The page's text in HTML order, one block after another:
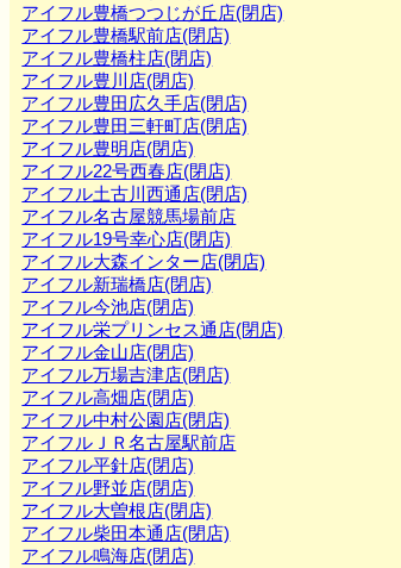
アイフル豊橋つつじが丘店(閉店)
アイフル豊橋駅前店(閉店)
アイフル豊橋柱店(閉店)
アイフル豊川店(閉店)
アイフル豊田広久手店(閉店)
アイフル豊田三軒町店(閉店)
アイフル豊明店(閉店)
アイフル22号西春店(閉店)
アイフル土古川西通店(閉店)
アイフル名古屋競馬場前店
アイフル19号幸心店(閉店)
アイフル大森インター店(閉店)
アイフル新瑞橋店(閉店)
アイフル今池店(閉店)
アイフル栄プリンセス通店(閉店)
アイフル金山店(閉店)
アイフル万場吉津店(閉店)
アイフル高畑店(閉店)
アイフル中村公園店(閉店)
アイフルＪＲ名古屋駅前店
アイフル平針店(閉店)
アイフル野並店(閉店)
アイフル大曽根店(閉店)
アイフル柴田本通店(閉店)
アイフル鳴海店(閉店)